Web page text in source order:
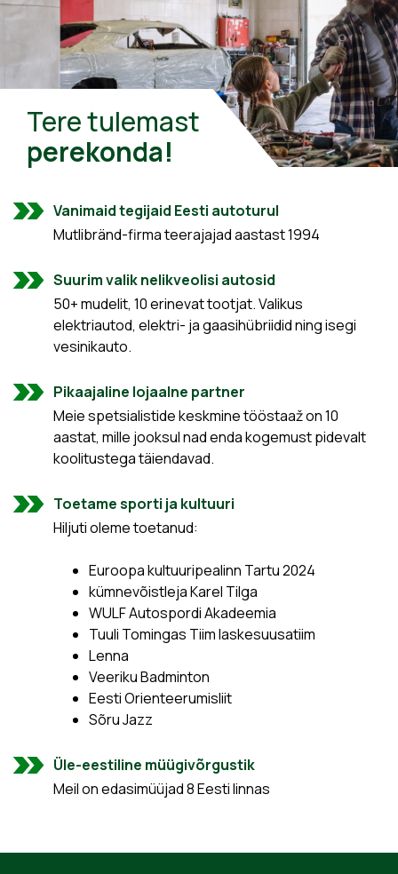
Tere tulemast
perekonda!
Vanimaid tegijaid Eesti autoturul
Mutlibränd-firma teerajajad aastast 1994
Suurim valik nelikveolisi autosid
50+ mudelit, 10 erinevat tootjat. Valikus
elektriautod, elektri- ja gaasihübriidid ning isegi
vesinikauto.
Pikaajaline lojaalne partner
Meie spetsialistide keskmine tööstaaž on 10
aastat, mille jooksul nad enda kogemust pidevalt
koolitustega täiendavad.
Toetame sporti ja kultuuri
Hiljuti oleme toetanud:
Euroopa kultuuripealinn Tartu 2024
kümnevõistleja Karel Tilga
WULF Autospordi Akadeemia
Tuuli Tomingas Tiim laskesuusatiim
Lenna
Veeriku Badminton
Eesti Orienteerumisliit
Sõru Jazz
Üle-eestiline müügivõrgustik
Meil on edasimüüjad 8 Eesti linnas